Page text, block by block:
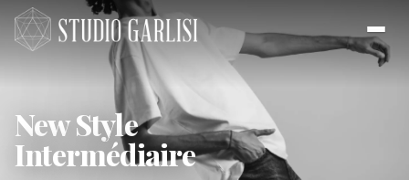
New Style
Intermédiaire